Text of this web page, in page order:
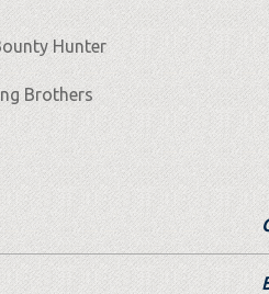
Hunter
Brothers